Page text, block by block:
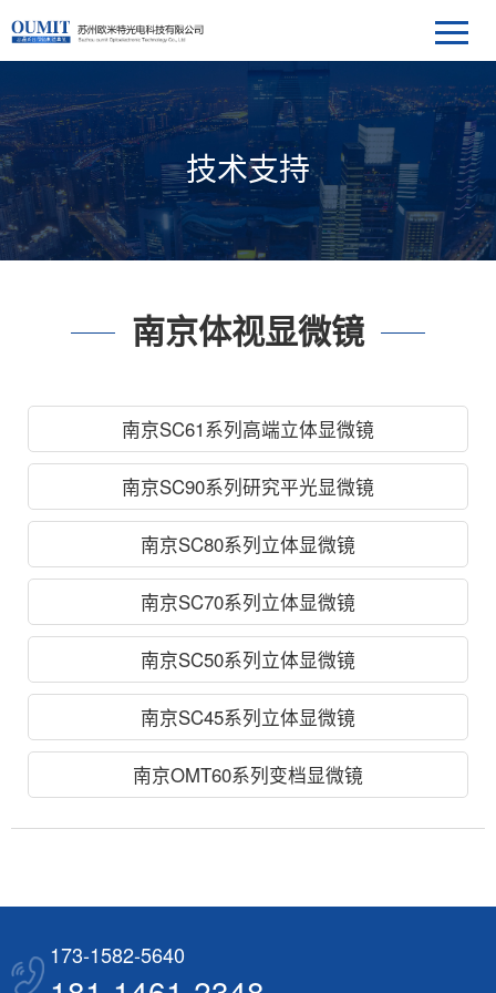
技术支持
南京体视显微镜
南京SC61系列高端立体显微镜
南京SC90系列研究平光显微镜
南京SC80系列立体显微镜
南京SC70系列立体显微镜
南京SC50系列立体显微镜
南京SC45系列立体显微镜
南京OMT60系列变档显微镜
173-1582-5640